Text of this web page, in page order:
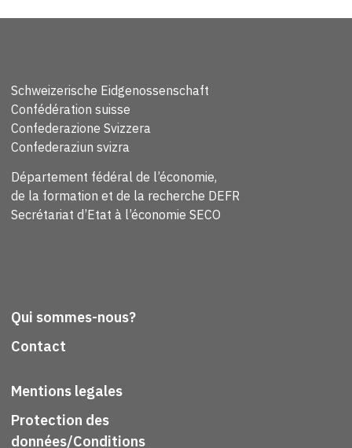
Schweizerische Eidgenossenschaft
Confédération suisse
Confederazione Svizzera
Confederaziun svizra
Département fédéral de l’économie,
de la formation et de la recherche DEFR
Secrétariat d’Etat à l’économie SECO
Qui sommes-nous?
Contact
Mentions legales
Protection des
données/Conditions